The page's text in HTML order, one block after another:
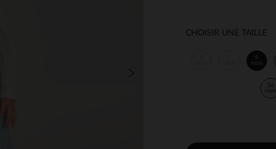
CHOISIR UNE TAILLE
9
mois
36
mois